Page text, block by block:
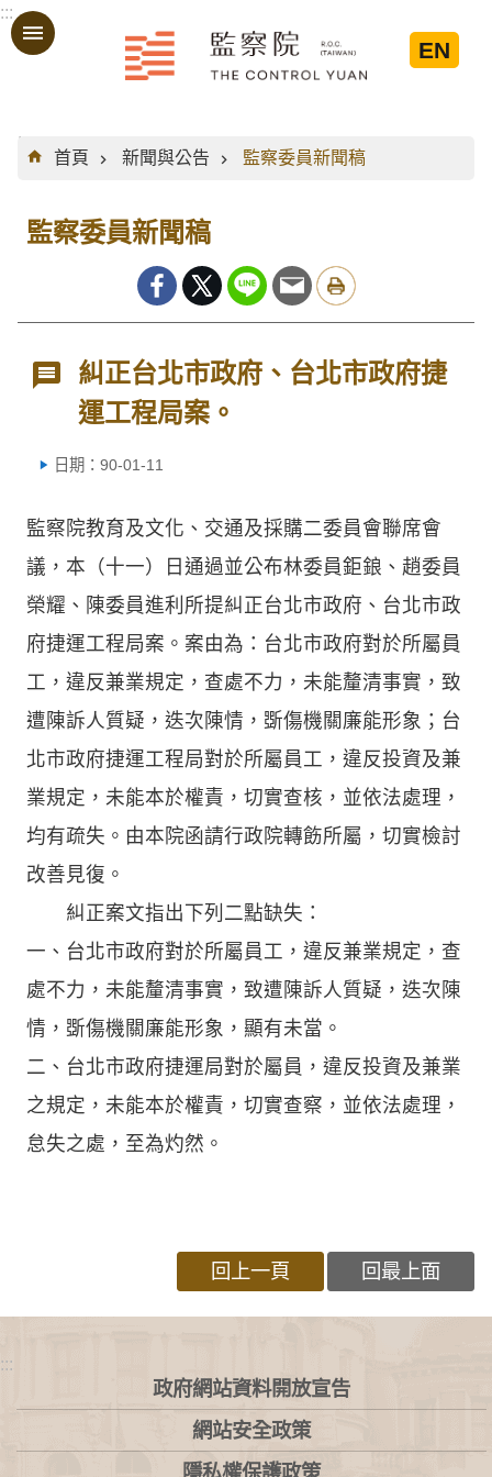
跳到主要內容區塊
:::
EN
:::
首頁
新聞與公告 監察委員新聞稿
監察委員新聞稿
糾正台北市政府、台北市政府捷
運工程局案。
日期：90-01-11
監察院教育及文化、交通及採購二委員會聯席會
議，本（十一）日通過並公布林委員鉅鋃、趙委員
榮耀、陳委員進利所提糾正台北市政府、台北市政
府捷運工程局案。案由為：台北市政府對於所屬員
工，違反兼業規定，查處不力，未能釐清事實，致
遭陳訴人質疑，迭次陳情，斲傷機關廉能形象；台
北市政府捷運工程局對於所屬員工，違反投資及兼
業規定，未能本於權責，切實查核，並依法處理，
均有疏失。由本院函請行政院轉飭所屬，切實檢討
改善見復。
糾正案文指出下列二點缺失：
一、台北市政府對於所屬員工，違反兼業規定，查
處不力，未能釐清事實，致遭陳訴人質疑，迭次陳
情，斲傷機關廉能形象，顯有未當。
二、台北市政府捷運局對於屬員，違反投資及兼業
之規定，未能本於權責，切實查察，並依法處理，
怠失之處，至為灼然。
回上一頁 回最上面
:::
政府網站資料開放宣告
網站安全政策
隱私權保護政策